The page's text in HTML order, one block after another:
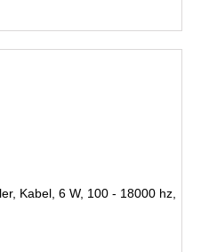
Kabel, 6 W, 100 - 18000 hz,